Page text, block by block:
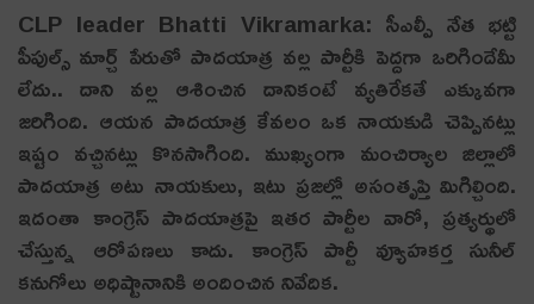
CLP leader Bhatti Vikramarka: సీఎల్పీ నేత భట్టి
పీపుల్స్ మార్చ్ పేరుతో పాద‌యాత్ర వ‌ల్ల పార్టీకి పెద్ద‌గా ఒరిగిందేమీ
లేదు.. దాని వ‌ల్ల ఆశించిన దానికంటే వ్య‌తిరేక‌తే ఎక్కువ‌గా
జ‌రిగింది. ఆయ‌న పాద‌యాత్ర కేవ‌లం ఒక నాయకుడి చెప్పిన‌ట్లు
ఇష్టం వ‌చ్చిన‌ట్లు కొన‌సాగింది. ముఖ్యంగా మంచిర్యాల జిల్లాలో
పాద‌యాత్ర అటు నాయ‌కులు, ఇటు ప్ర‌జ‌ల్లో అసంతృప్తి మిగిల్చింది.
ఇదంతా కాంగ్రెస్ పాద‌యాత్ర‌పై ఇత‌ర పార్టీల వారో, ప్ర‌త్య‌ర్థులో
చేస్తున్న ఆరోప‌ణ‌లు కాదు. కాంగ్రెస్ పార్టీ వ్యూహ‌క‌ర్త సునీల్
క‌నుగోలు అధిష్టానానికి అందించిన నివేదిక‌.